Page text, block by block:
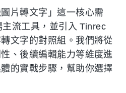
片轉文字」這一核心需
流工具，並引入 Tinrec
文字的對照組。我們將從
、後續編輯能力等維度進
的實戰步驟，幫助你選擇